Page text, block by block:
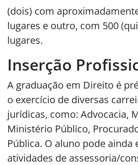
(dois) com
lugares e outro, com 500
lugares.
Inserção
A graduação em Direito é
o exercício de diversas
jurídicas, como: Advocacia,
Ministério Público,
Pública. O aluno pode ainda
atividades de assessoria/